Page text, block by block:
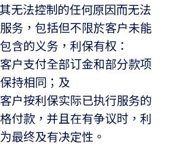
法控制的任何原因而无法
务，包括但不限於客户未能
含的义务，利保有权：
支付全部订金和部分款项
持相同；及
按利保实际已执行服务的
付款，并且在有争议时，利
最终及有决定性。